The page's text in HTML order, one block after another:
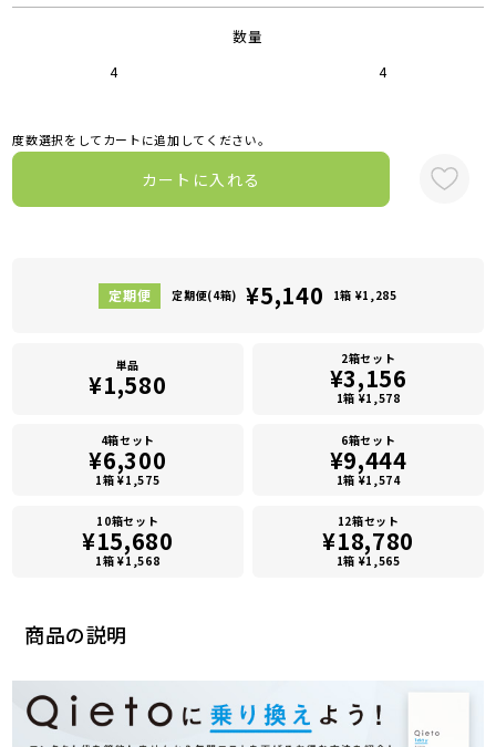
商品の説明
数量
4 4
度数選択をしてカートに追加してください。
カートに入れる
定期便(4箱) ¥5,140 1箱 ¥1,285
単品
¥1,580
2箱セット
¥3,156
1箱 ¥1,578
4箱セット
¥6,300
1箱 ¥1,575
6箱セット
¥9,444
1箱 ¥1,574
10箱セット
¥15,680
1箱 ¥1,568
12箱セット
¥18,780
1箱 ¥1,565